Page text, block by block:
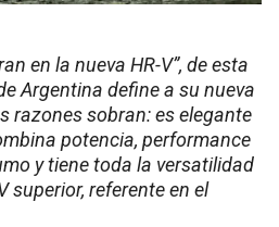
en la nueva HR-V”, de esta
Argentina define a su nueva
razones sobran: es elegante
potencia, performance
y tiene toda la versatilidad
superior, referente en el